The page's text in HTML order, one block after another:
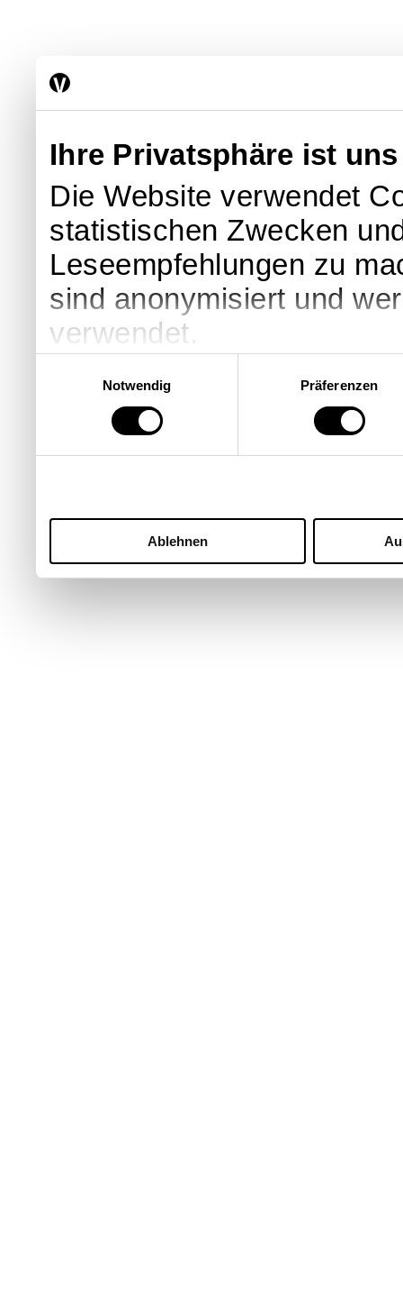
Ihre Privatsphäre ist
Die Website verwendet
statistischen Zwecken
Leseempfehlungen zu
sind anonymisiert und
verwendet.
Notwendig
Präferenzen
Ablehnen